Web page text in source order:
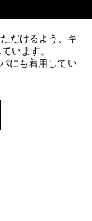
だけるよう、キ
います。
にも着用してい